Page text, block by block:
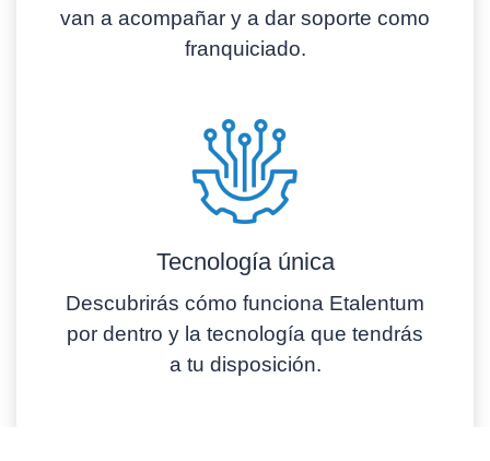
van a acompañar y a dar soporte como
franquiciado.
Tecnología única
Descubrirás cómo funciona Etalentum
por dentro y la tecnología que tendrás
a tu disposición.